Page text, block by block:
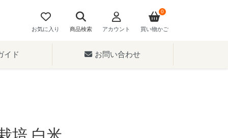
お気に入り 商品検索 アカウント 買い物かご
0
イド お問い合わせ
培 白米